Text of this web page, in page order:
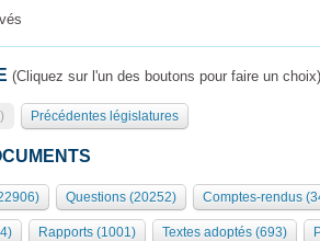
autres organes
de l'Assemblée
l'Assemblée
des Présidents Bureau Collège des
palais Bourbon
(Cliquez sur l'un des boutons pour faire un choix)
Précédentes législatures
Questions (20252) Comptes-rendus
Rapports (1001) Textes adoptés (693)